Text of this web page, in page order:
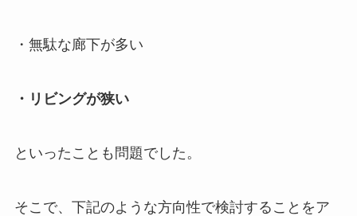
・無駄な廊下が多い
・リビングが狭い
といったことも問題でした。
そこで、下記のような方向性で検討することをア